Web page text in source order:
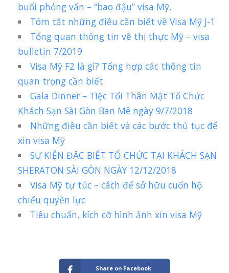
buổi phỏng vấn – “bao đậu” visa Mỹ.
Tóm tắt những điều cần biết về Visa Mỹ J-1
Tổng quan thông tin về thị thực Mỹ – visa
bulletin 7/2019
Visa Mỹ F2 là gì? Tổng hợp các thông tin
quan trọng cần biết
Gala Dinner – Tiệc Tối Thân Mật Tổ Chức
Khách Sạn Sài Gòn Ban Mê ngày 9/7/2018
Những điều cần biết và các bước thủ tục để
xin visa Mỹ
SỰ KIỆN ĐẶC BIỆT TỔ CHỨC TẠI KHÁCH SẠN
SHERATON SÀI GÒN NGÀY 12/12/2018
Visa Mỹ tự túc – cách để sở hữu cuốn hộ
chiếu quyền lực
Tiêu chuẩn, kích cỡ hình ảnh xin visa Mỹ
Share on Facebook